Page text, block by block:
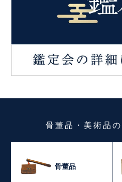
骨董品・美術品の
骨董品